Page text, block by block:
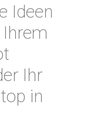
Ideen
Ihr
in